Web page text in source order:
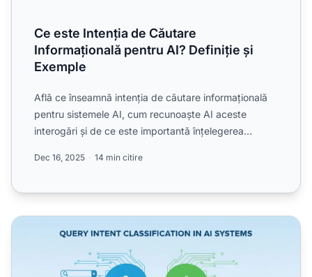
Ce este Intenția de Căutare
Informațională pentru AI? Definiție și
Exemple
Află ce înseamnă intenția de căutare informațională
pentru sistemele AI, cum recunoaște AI aceste
interogări și de ce este importantă înțelegerea
Dec 16, 2025 14 min citire
Clasificarea intenției interogării